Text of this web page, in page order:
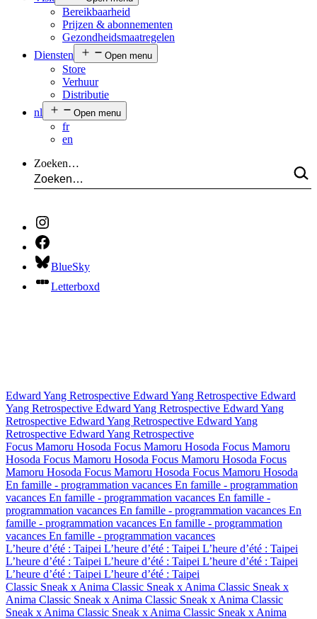
Bereikbaarheid
Prijzen & abonnementen
Gezondheidsmaatregelen
Diensten
Open menu
Store
Verhuur
Distributie
nl
Open menu
fr
en
Zoeken…
BlueSky
Letterboxd
Edward Yang Retrospective Edward Yang Retrospective Edward
Yang Retrospective Edward Yang Retrospective Edward Yang
Retrospective Edward Yang Retrospective Edward Yang
Retrospective Edward Yang Retrospective
Focus Mamoru Hosoda Focus Mamoru Hosoda Focus Mamoru
Hosoda Focus Mamoru Hosoda Focus Mamoru Hosoda Focus
Mamoru Hosoda Focus Mamoru Hosoda Focus Mamoru Hosoda
En famille - programmation vacances En famille - programmation
vacances En famille - programmation vacances En famille -
programmation vacances En famille - programmation vacances En
famille - programmation vacances En famille - programmation
vacances En famille - programmation vacances
L’heure d’été : Taipei L’heure d’été : Taipei L’heure d’été : Taipei
L’heure d’été : Taipei L’heure d’été : Taipei L’heure d’été : Taipei
L’heure d’été : Taipei L’heure d’été : Taipei
Classic Sneak x Anima Classic Sneak x Anima Classic Sneak x
Anima Classic Sneak x Anima Classic Sneak x Anima Classic
Sneak x Anima Classic Sneak x Anima Classic Sneak x Anima